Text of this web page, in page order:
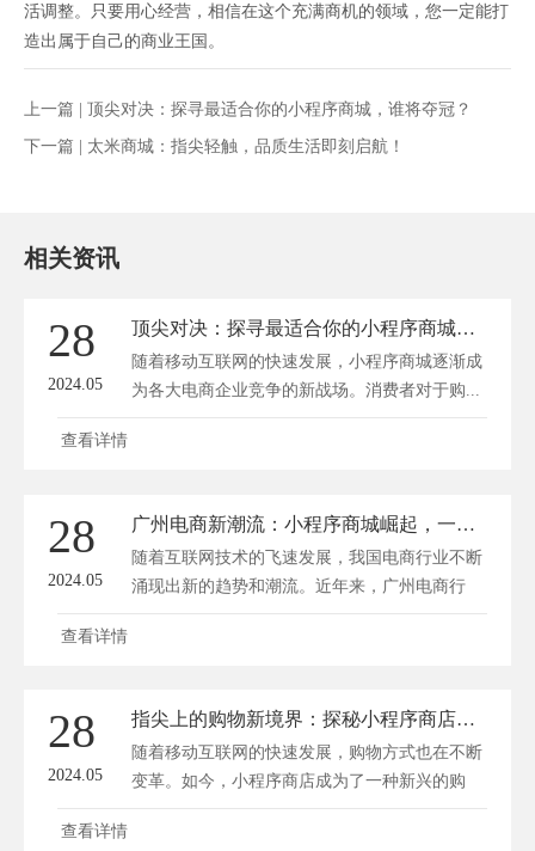
活调整。只要用心经营，相信在这个充满商机的领域，您一定能打
造出属于自己的商业王国。
上一篇 | 顶尖对决：探寻最适合你的小程序商城，谁将夺冠？
下一篇 | 太米商城：指尖轻触，品质生活即刻启航！
相关资讯
28
2024.05
顶尖对决：探寻最适合你的小程序商城，谁将夺冠？
随着移动互联网的快速发展，小程序商城逐渐成
为各大电商企业竞争的新战场。消费者对于购...
查看详情
28
2024.05
广州电商新潮流：小程序商城崛起，一键解锁购物新体验！
随着互联网技术的飞速发展，我国电商行业不断
涌现出新的趋势和潮流。近年来，广州电商行
业...
查看详情
28
2024.05
指尖上的购物新境界：探秘小程序商店的便捷秘籍
随着移动互联网的快速发展，购物方式也在不断
变革。如今，小程序商店成为了一种新兴的购
物...
查看详情